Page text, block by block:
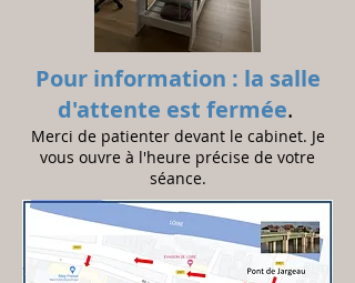
Pour information : la salle
d'attente est fermée.
Merci de patienter devant le cabinet. Je
vous ouvre à l'heure précise de votre
séance.